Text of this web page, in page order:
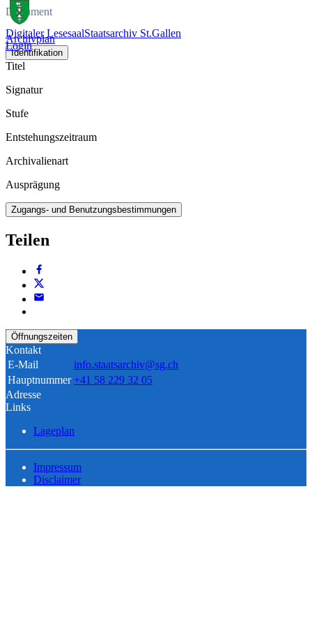
Digitaler LesesaalStaatsarchiv St.Gallen
Login
Dokument
Archivplan
Identifikation
Titel
Signatur
Stufe
Entstehungszeitraum
Archivalienart
Ausprägung
Zugangs- und Benutzungsbestimmungen
Teilen
Öffnungszeiten
Kontakt
E-Mail
info.staatsarchiv@sg.ch
Hauptnummer +41 58 229 32 05
Adresse
Links
Lageplan
Impressum
Disclaimer